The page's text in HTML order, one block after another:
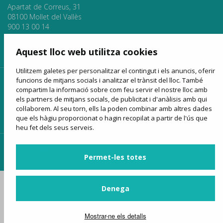
Aquest lloc web utilitza cookies
Utilitzem galetes per personalitzar el contingut i els anuncis, oferir
funcions de mitjans socials i analitzar el trànsit del lloc. També
compartim la informació sobre com feu servir el nostre lloc amb
els partners de mitjans socials, de publicitat i d'anàlisis amb qui
col·laborem. Al seu torn, ells la poden combinar amb altres dades
que els hàgiu proporcionat o hagin recopilat a partir de l'ús que
heu fet dels seus serveis.
Permet-les totes
Denega
Mostrar-ne els detalls
Apartat de Correus, 31
08100 Mollet del Vallès
900 13 00 14
www.sagales.com
info@sagales.com
inici qui som fons públics
línies regulars
lloguer d'autocars
turisme venda online
notícies
contactar